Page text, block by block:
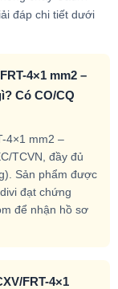
đáp chi tiết dưới
4×1 mm2 –
Có CO/CQ
4×1 mm2 –
TCVN, đầy đủ
Sản phẩm được
đạt chứng
để nhận hồ sơ
FRT-4×1